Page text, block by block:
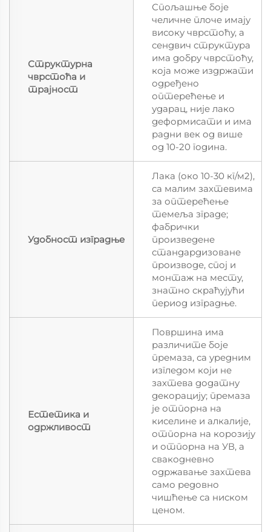
Структурна
чврстоћа и
трајност
Спољашње боје
челичне плоче имају
високу чврстоћу, а
сендвич структура
има добру чврстоћу,
која може издржати
одређено
оптерећење и
ударац, није лако
деформисати и има
радни век од више
од 10-20 година.
Удобност изградње
Лака (око 10-30 кг/м2),
са малим захтевима
за оптерећење
темеља зграде;
фабрички
произведене
стандардизоване
производе, спој и
монтаж на месту,
знатно скраћујући
период изградње.
Естетика и
одржливост
Површина има
различите боје
премаза, са уредним
изгледом који не
захтева додатну
декорацију; премаза
је отпорна на
киселине и алкалије,
отпорна на корозију
и отпорна на УВ, а
свакодневно
одржавање захтева
само редовно
чишћење са ниском
ценом.